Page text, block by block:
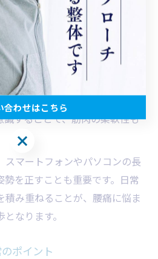
いサイクリングは、腰への負
運動です。
本的な健康管理も腰痛予防に
のとれた食事や、十分な休息
復力が高まり症状の悪化を防げ
することで、筋肉の柔軟性も
スマートフォンやパソコンの長
を正すことも重要です。日常
積み重ねることが、腰痛に悩ま
なります。
ポイント
合わせはこちら
合わせはこちら